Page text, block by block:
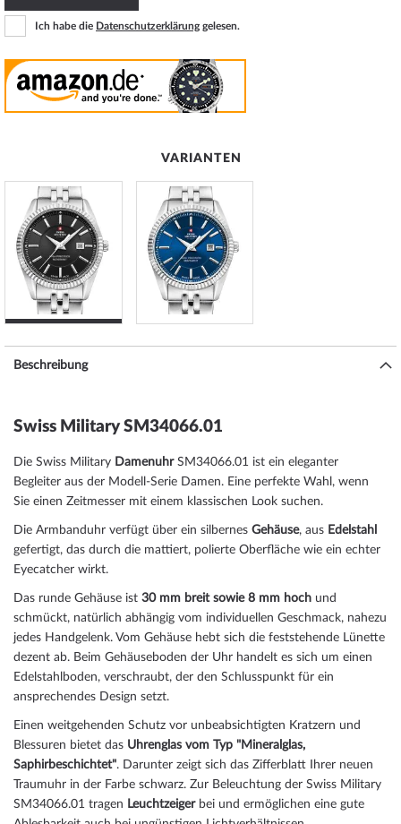
Ich habe die Datenschutzerklärung gelesen.
VARIANTEN
Beschreibung
Swiss Military SM34066.01
Die Swiss Military DamenuhrSM34066.01 ist ein eleganter
Begleiter aus der Modell-Serie Damen. Eine perfekte Wahl, wenn
Sie einen Zeitmesser mit einem klassischen Look suchen.
Die Armbanduhr verfügt über ein silbernes Gehäuse, aus Edelstahl
gefertigt, das durch die mattiert, polierte Oberfläche wie ein echter
Eyecatcher wirkt.
Das runde Gehäuse ist 30 mm breit sowie 8 mm hoch und
schmückt, natürlich abhängig vom individuellen Geschmack, nahezu
jedes Handgelenk. Vom Gehäuse hebt sich die feststehende Lünette
dezent ab. Beim Gehäuseboden der Uhr handelt es sich um einen
Edelstahlboden, verschraubt, der den Schlusspunkt für ein
ansprechendes Design setzt.
Einen weitgehenden Schutz vor unbeabsichtigten Kratzern und
Blessuren bietet das Uhrenglas vom Typ "Mineralglas,
Saphirbeschichtet". Darunter zeigt sich das Zifferblatt Ihrer neuen
Traumuhr in der Farbe schwarz. Zur Beleuchtung der Swiss Military
SM34066.01 tragen Leuchtzeigerbei und ermöglichen eine gute